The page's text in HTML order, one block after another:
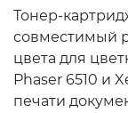
Тонер-
совместимый
цвета для
Phaser 6510 и
печати